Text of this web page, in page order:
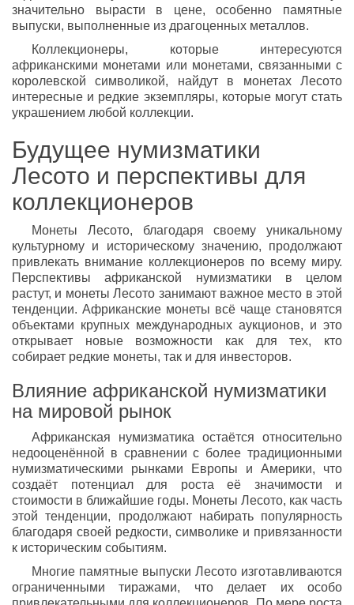
значительно вырасти в цене, особенно памятные
выпуски, выполненные из драгоценных металлов.
Коллекционеры, которые интересуются
африканскими монетами или монетами, связанными с
королевской символикой, найдут в монетах Лесото
интересные и редкие экземпляры, которые могут стать
украшением любой коллекции.
Будущее нумизматики
Лесото и перспективы для
коллекционеров
Монеты Лесото, благодаря своему уникальному
культурному и историческому значению, продолжают
привлекать внимание коллекционеров по всему миру.
Перспективы африканской нумизматики в целом
растут, и монеты Лесото занимают важное место в этой
тенденции. Африканские монеты всё чаще становятся
объектами крупных международных аукционов, и это
открывает новые возможности как для тех, кто
собирает редкие монеты, так и для инвесторов.
Влияние африканской нумизматики
на мировой рынок
Африканская нумизматика остаётся относительно
недооценённой в сравнении с более традиционными
нумизматическими рынками Европы и Америки, что
создаёт потенциал для роста её значимости и
стоимости в ближайшие годы. Монеты Лесото, как часть
этой тенденции, продолжают набирать популярность
благодаря своей редкости, символике и привязанности
к историческим событиям.
Многие памятные выпуски Лесото изготавливаются
ограниченными тиражами, что делает их особо